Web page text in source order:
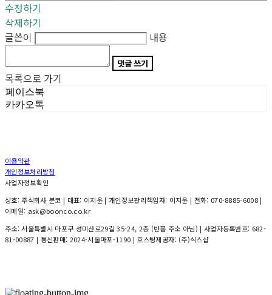
수정하기
삭제하기
글쓴이
내용
댓글 쓰기
목록으로 가기
페이스북
카카오톡
이용약관
개인정보처리방침
사업자정보확인
상호: 주식회사 분코 | 대표: 이지윤 | 개인정보관리책임자: 이지윤 | 전화: 070-8885-6008 |
이메일: ask@boonco.co.kr
주소: 서울특별시 마포구 성미산로29길 35-24, 2층 (반품 주소 아님) | 사업자등록번호: 682-
81-00887 | 통신판매: 2024-서울마포-1190 | 호스팅제공자: (주)식스샵